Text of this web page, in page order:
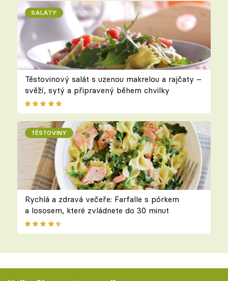
SALÁTY
Těstovinový salát s uzenou makrelou a rajčaty –
svěží, sytý a připravený během chvilky
TĚSTOVINY
Rychlá a zdravá večeře: Farfalle s pórkem
a lososem, které zvládnete do 30 minut